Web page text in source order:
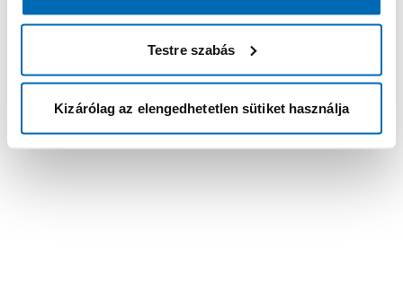
Testre szabás
Kizárólag az elengedhetetlen sütiket használja